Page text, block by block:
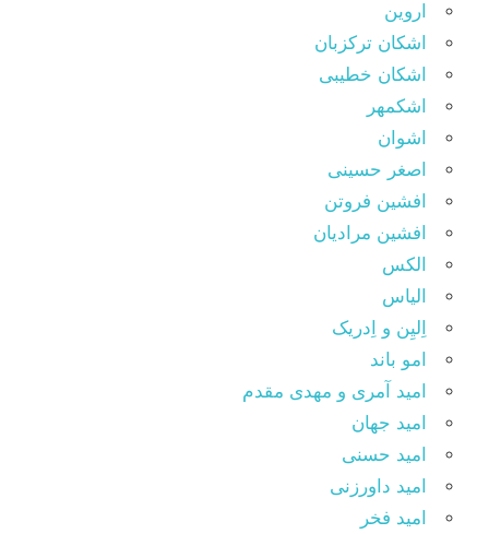
اروین
اشکان ترکزبان
اشکان خطیبی
اشکمهر
اشوان
اصغر حسینی
افشین فروتن
افشین مرادیان
الکس
الیاس
اِلیِن و اِدریک
امو باند
امید آمری و مهدی مقدم
امید جهان
امید حسنی
امید داورزنی
امید فخر